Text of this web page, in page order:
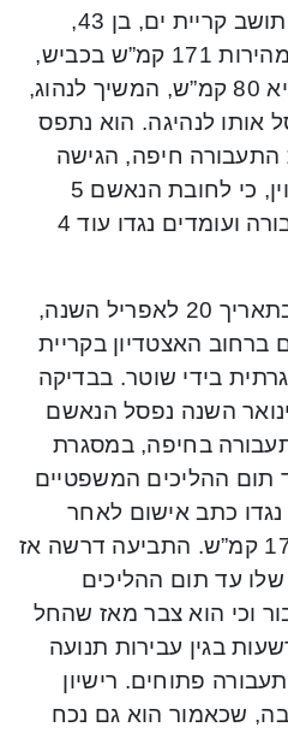
עבריין תנועה מסוכן: נהג תושב קריית ים, בן 43,
שעומד לדין בגין נהיגה במהירות 171 קמ”ש בכביש,
שהמהירות המותרת בו היא 80 קמ”ש, המשיך לנהוג,
לנהיגה. הוא נתפס
התעבורה חיפה, הגישה
נגדו כתב אישום נוסף. יצוין, כי לחובת הנאשם 5
הרשעות בגין עבירות תעבורה ועומדים נגדו עוד 4
מכתב האישום עולה, כי בתאריך 20 לאפריל השנה,
הנאשם ברחוב האצטדיון בקריית
בידי שוטר. בבדיקה
כי בתאריך 27 לינואר השנה נפסל הנאשם
בחיפה, במסגרת
תום ההליכים המשפטיים
נגדו כתב אישום לאחר
שנתפס “טס” במהירות 171 קמ”ש. התביעה דרשה אז
שלו עד תום ההליכים
וכי הוא צבר מאז שהחל
בשנת 2022, 5 הרשעות בגין עבירות תנועה
עוד 4 תיקי תעבורה פתוחים. רישיון
שכאמור הוא גם נכח